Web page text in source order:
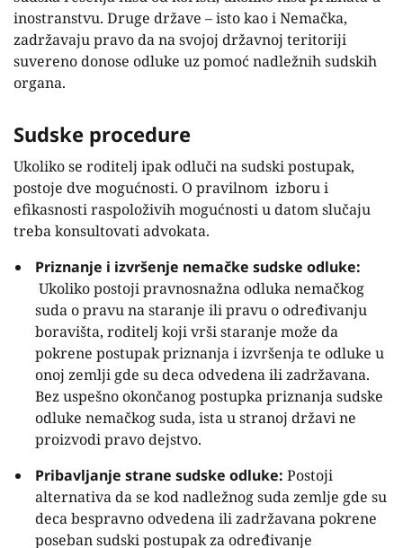
inostranstvu. Druge države – isto kao i Nemačka,
zadržavaju pravo da na svojoj državnoj teritoriji
suvereno donose odluke uz pomoć nadležnih sudskih
organa.
Sudske procedure
Ukoliko se roditelj ipak odluči na sudski postupak,
postoje dve mogućnosti. O pravilnom izboru i
efikasnosti raspoloživih mogućnosti u datom slučaju
treba konsultovati advokata.
Priznanje i izvršenje nemačke sudske odluke:
Ukoliko postoji pravnosnažna odluka nemačkog
suda o pravu na staranje ili pravu o određivanju
boravišta, roditelj koji vrši staranje može da
pokrene postupak priznanja i izvršenja te odluke u
onoj zemlji gde su deca odvedena ili zadržavana.
Bez uspešno okončanog postupka priznanja sudske
odluke nemačkog suda, ista u stranoj državi ne
proizvodi pravo dejstvo.
Pribavljanje strane sudske odluke: Postoji
alternativa da se kod nadležnog suda zemlje gde su
deca bespravno odvedena ili zadržavana pokrene
poseban sudski postupak za određivanje